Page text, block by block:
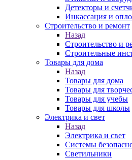
Детекторы и
Инкассация и
Строительство и ремонт
Назад
Строительство и
Строительные
Товары для дома
Назад
Товары для дома
Товары для
Товары для учебы
Товары для школы
Электрика и свет
Назад
Электрика и свет
Системы
Светильники